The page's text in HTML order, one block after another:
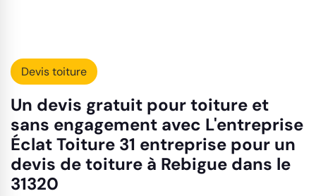
Devis toiture
Un devis gratuit pour toiture et
sans engagement avec L'entreprise
Éclat Toiture 31 entreprise pour un
devis de toiture à Rebigue dans le
31320